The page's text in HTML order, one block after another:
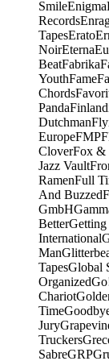
SmileEnigma
Records
TapesErato
NoirEterna
BeatFabrika
YouthFame
Chords
Panda
Dutchman
EuropeFMP
CloverFox &
Jazz Vault
RamenFull
And Buzzed
GmbH
Better
International
Man
TapesGlobal
Organized
Chariot
Time
Jury
Truckers
SabreGRP